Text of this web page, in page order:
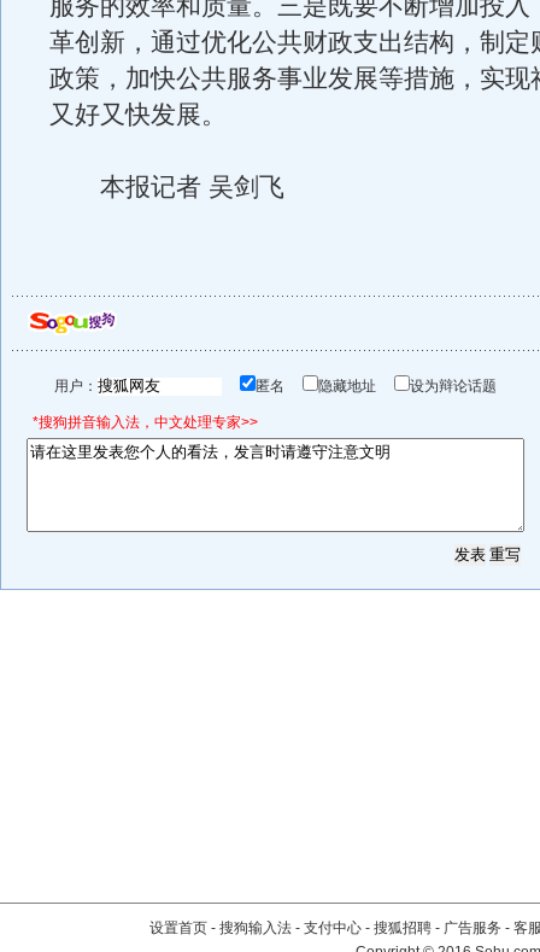
服务的效率和质量。三是既要不断增加投入
革创新，通过优化公共财政支出结构，制定
政策，加快公共服务事业发展等措施，实现
又好又快发展。
本报记者 吴剑飞
用户： 匿名 隐藏地址 设为辩论话题
*搜狗拼音输入法，中文处理专家>>
设置首页 - 搜狗输入法 - 支付中心 - 搜狐招聘 - 广告服务 - 客